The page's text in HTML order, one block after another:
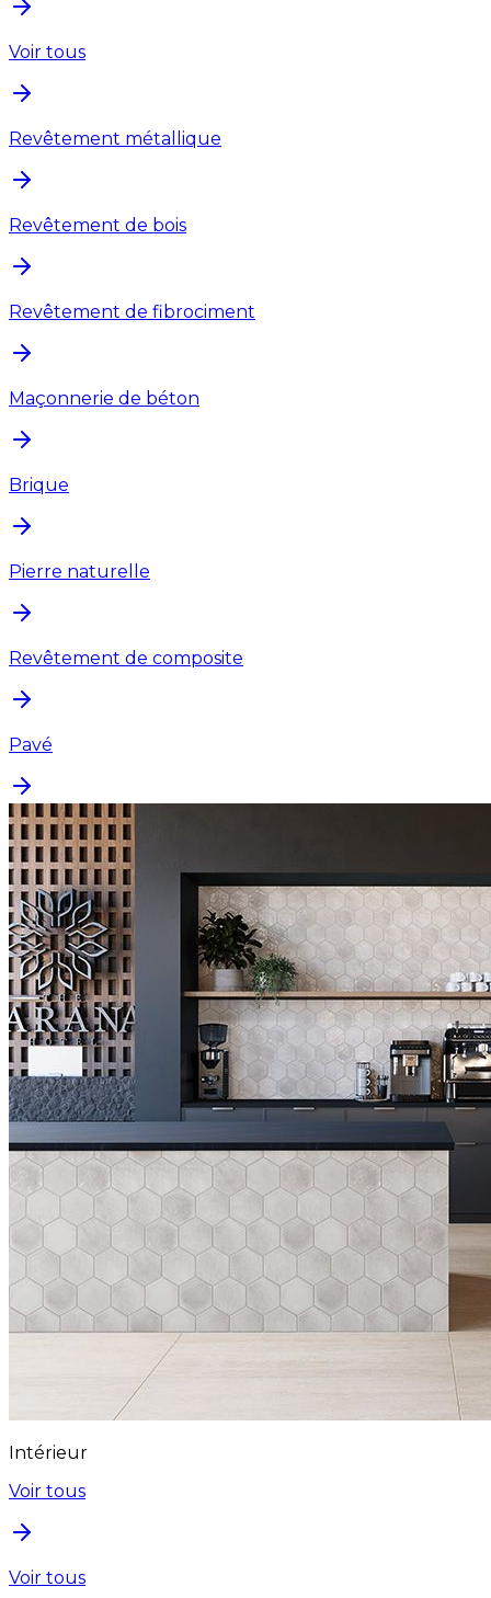
Voir tous
Revêtement métallique
Revêtement de bois
Revêtement de fibrociment
Maçonnerie de béton
Brique
Pierre naturelle
Revêtement de composite
Pavé
Intérieur
Voir tous
Voir tous